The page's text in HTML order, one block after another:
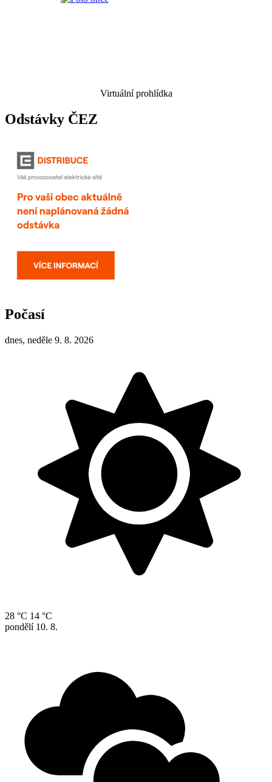
Virtuální prohlídka
Odstávky ČEZ
Počasí
dnes, neděle 9. 8. 2026
28 °C 14 °C
pondělí 10. 8.